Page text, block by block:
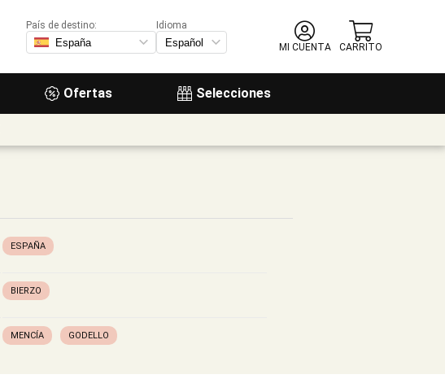
Ofertas Selecciones
País de destino:
Idioma
MI CUENTA
CARRITO
ESPAÑA
BIERZO
MENCÍA GODELLO